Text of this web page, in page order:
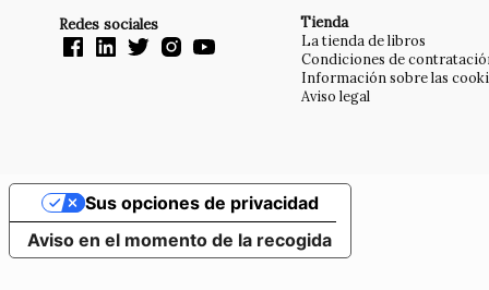
Redes sociales Tienda
La tienda de libros
Condiciones de
Información sobre las
Aviso legal
Aviso en el momento de la recogida
Sus opciones de privacidad